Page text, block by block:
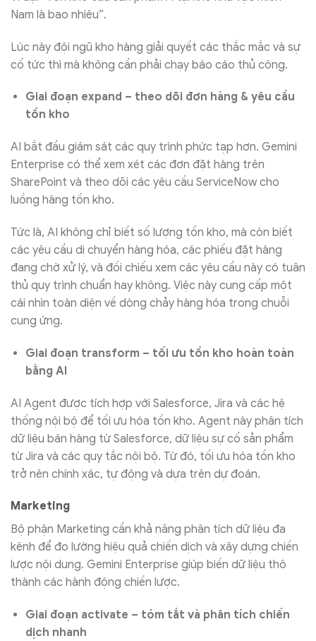
Nam là bao nhiêu”.
Lúc này đội ngũ kho hàng giải quyết các thắc mắc và sự
cố tức thì mà không cần phải chạy báo cáo thủ công.
Giai đoạn expand – theo dõi đơn hàng & yêu cầu
tồn kho
AI bắt đầu giám sát các quy trình phức tạp hơn. Gemini
Enterprise có thể xem xét các đơn đặt hàng trên
SharePoint và theo dõi các yêu cầu ServiceNow cho
luồng hàng tồn kho.
Tức là, AI không chỉ biết số lượng tồn kho, mà còn biết
các yêu cầu di chuyển hàng hóa, các phiếu đặt hàng
đang chờ xử lý, và đối chiếu xem các yêu cầu này có tuân
thủ quy trình chuẩn hay không. Việc này cung cấp một
cái nhìn toàn diện về dòng chảy hàng hóa trong chuỗi
cung ứng.
Giai đoạn transform – tối ưu tồn kho hoàn toàn
bằng AI
AI Agent được tích hợp với Salesforce, Jira và các hệ
thống nội bộ để tối ưu hóa tồn kho. Agent này phân tích
dữ liệu bán hàng từ Salesforce, dữ liệu sự cố sản phẩm
từ Jira và các quy tắc nội bộ. Từ đó, tối ưu hóa tồn kho
trở nên chính xác, tự động và dựa trên dự đoán.
Marketing
Bộ phận Marketing cần khả năng phân tích dữ liệu đa
kênh để đo lường hiệu quả chiến dịch và xây dựng chiến
lược nội dung. Gemini Enterprise giúp biến dữ liệu thô
thành các hành động chiến lược.
Giai đoạn activate – tóm tắt và phân tích chiến
dịch nhanh